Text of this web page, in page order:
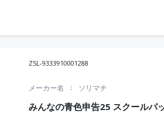
ZSL-9333910001288
みんなの青色申告25 スクールパ
メーカー名 ソリマチ